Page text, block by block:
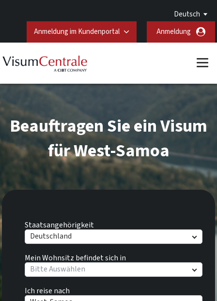
Deutsch
Anmeldung im Kundenportal
Anmeldung
Staatsangehörigkeit
Deutschland
Mein Wohnsitz befindet sich in
Bitte Auswählen
Ich reise nach
Beauftragen Sie ein Visum
für West-Samoa